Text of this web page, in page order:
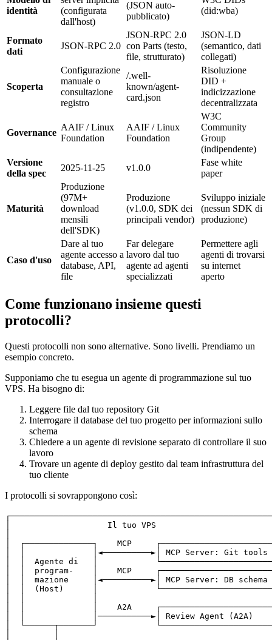
identità
(configurata
dall'host)
(JSON auto-
pubblicato)
(did:wba)
Formato
dati
JSON-RPC 2.0
JSON-RPC 2.0
con Parts (testo,
file, strutturato)
JSON-LD
(semantico, dati
collegati)
Scoperta
Configurazione
manuale o
consultazione
registro
/.well-
known/agent-
card.json
Risoluzione
DID +
indicizzazione
decentralizzata
Governance
AAIF / Linux
Foundation
AAIF / Linux
Foundation
W3C
Community
Group
(indipendente)
Versione
della spec
2025-11-25 v1.0.0
Fase white
paper
Maturità
Produzione
(97M+
download
mensili
dell'SDK)
Produzione
(v1.0.0, SDK dei
principali vendor)
Sviluppo iniziale
(nessun SDK di
produzione)
Caso d'uso
Dare al tuo
agente accesso a
database, API,
file
Far delegare
lavoro dal tuo
agente ad agenti
specializzati
Permettere agli
agenti di trovarsi
su internet
aperto
Come funzionano insieme questi
protocolli?
Questi protocolli non sono alternative. Sono livelli. Prendiamo un
esempio concreto.
Supponiamo che tu esegua un agente di programmazione sul tuo
VPS. Ha bisogno di:
Leggere file dal tuo repository Git
Interrogare il database del tuo progetto per informazioni sullo
schema
Chiedere a un agente di revisione separato di controllare il suo
lavoro
Trovare un agente di deploy gestito dal team infrastruttura del
tuo cliente
I protocolli si sovrappongono così:
│                    Il tuo VPS
│  ┌──────────────┐    MCP
│  │              │◄──────────►│ MCP Server : Git tools
│  │  Agente di   │
│  │  program-    │    MCP
│  │  mazione     │◄──────────►│ MCP Server : DB
│  │  (Host)      │
│  │              │    A2A
│  │              │───────────►│ Review Agent (A2A)
│  └──────┬───────┘